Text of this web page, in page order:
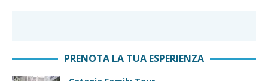
PRENOTA LA TUA ESPERIENZA